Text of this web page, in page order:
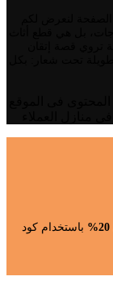
20%
باستخدام كود